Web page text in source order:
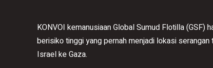
KONVOI kemanusiaan Global Sumud Flotilla (GSF)
berisiko tinggi yang pernah menjadi lokasi
Israel ke Gaza.